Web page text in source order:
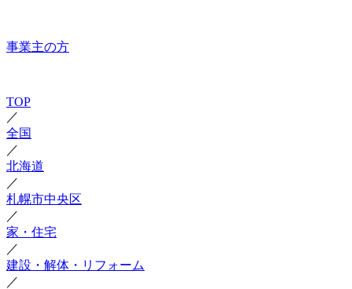
事業主の方
TOP
／
全国
／
北海道
／
札幌市中央区
／
家・住宅
／
建設・解体・リフォーム
／